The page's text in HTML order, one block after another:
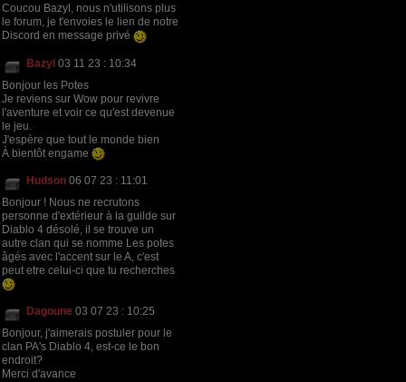
Coucou Bazyl, nous n'utilisons plus
le forum, je t'envoies le lien de notre
Discord en message privé
Bazyl 03 11 23 : 10:34
Bonjour les Potes
Je reviens sur Wow pour revivre
l'aventure et voir ce qu'est devenue
le jeu.
J'espère que tout le monde bien
À bientôt engame
Hudson 06 07 23 : 11:01
Bonjour ! Nous ne recrutons
personne d'extérieur à la guilde sur
Diablo 4 désolé, il se trouve un
autre clan qui se nomme Les potes
âgés avec l'accent sur le A, c'est
peut etre celui-ci que tu recherches
Dagoune 03 07 23 : 10:25
Bonjour, j'aimerais postuler pour le
clan PA's Diablo 4, est-ce le bon
endroit?
Merci d'avance